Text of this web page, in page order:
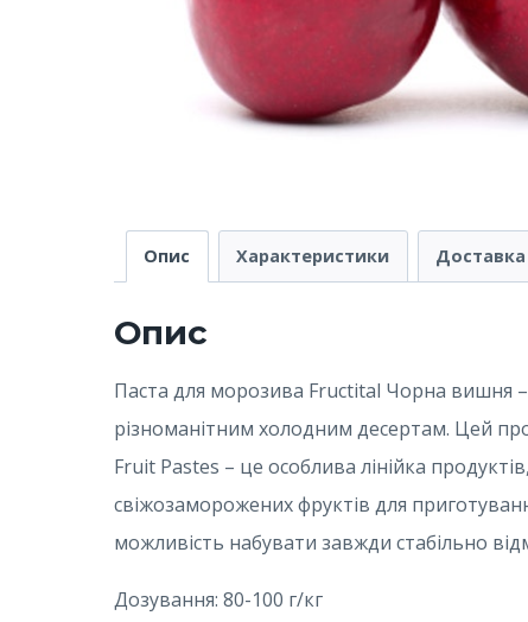
Опис Характеристики
Опис
Паста для морозива Fructital Чорна вишня –
різноманітним холодним десертам. Цей
Fruit Pastes – це особлива лінійка
свіжозаморожених фруктів для
можливість набувати завжди стабільно
Дозування: 80-100 г/кг